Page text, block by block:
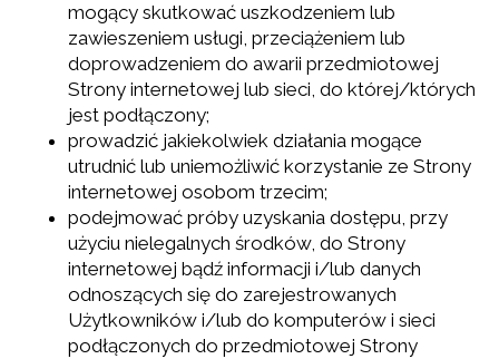
mogący skutkować uszkodzeniem lub
zawieszeniem usługi, przeciążeniem lub
doprowadzeniem do awarii przedmiotowej
Strony internetowej lub sieci, do której/których
jest podłączony;
prowadzić jakiekolwiek działania mogące
utrudnić lub uniemożliwić korzystanie ze Strony
internetowej osobom trzecim;
podejmować próby uzyskania dostępu, przy
użyciu nielegalnych środków, do Strony
internetowej bądź informacji i/lub danych
odnoszących się do zarejestrowanych
Użytkowników i/lub do komputerów i sieci
podłączonych do przedmiotowej Strony